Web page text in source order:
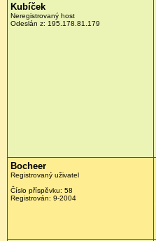
Kubíček
Neregistrovaný host
Odeslán z: 195.178.81.179
Bocheer
Registrovaný uživatel
Číslo příspěvku: 58
Registrován: 9-2004